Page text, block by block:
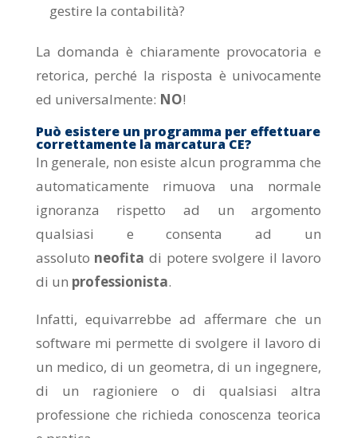
gestire la contabilità?
La domanda è chiaramente provocatoria e
retorica, perché la risposta è univocamente
ed universalmente: NO!
Può esistere un programma per effettuare
correttamente la marcatura CE?
In generale, non esiste alcun programma che
automaticamente rimuova una normale
ignoranza rispetto ad un argomento
qualsiasi e consenta ad un
assoluto neofita di potere svolgere il lavoro
di un professionista.
Infatti, equivarrebbe ad affermare che un
software mi permette di svolgere il lavoro di
un medico, di un geometra, di un ingegnere,
di un ragioniere o di qualsiasi altra
professione che richieda conoscenza teorica